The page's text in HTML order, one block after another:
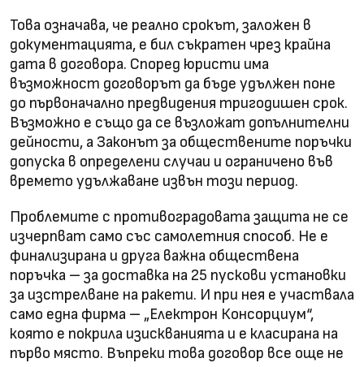
Това означава, че реално срокът, заложен в
документацията, е бил съкратен чрез крайна
дата в договора. Според юристи има
възможност договорът да бъде удължен поне
до първоначално предвидения тригодишен срок.
Възможно е също да се възложат допълнителни
дейности, а Законът за обществените поръчки
допуска в определени случаи и ограничено във
времето удължаване извън този период.
Проблемите с противоградовата защита не се
изчерпват само със самолетния способ. Не е
финализирана и друга важна обществена
поръчка – за доставка на 25 пускови установки
за изстрелване на ракети. И при нея е участвала
само една фирма – „Електрон Консорциум“,
която е покрила изискванията и е класирана на
първо място. Въпреки това договор все още не